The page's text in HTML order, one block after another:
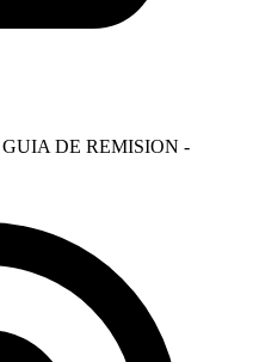
GUIA DE REMISION -